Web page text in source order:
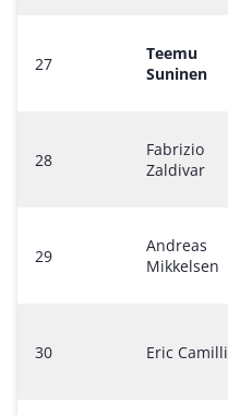
27
Teemu
Suninen
28
Fabrizio
Zaldivar
29
Andreas
Mikkelsen
30 Eric Camilli